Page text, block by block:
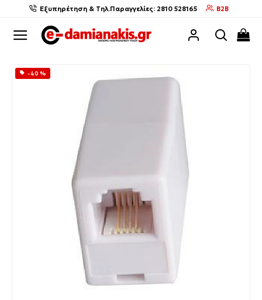
Εξυπηρέτηση & Τηλ.Παραγγελίες: 2810 528165 B2B
-40 %